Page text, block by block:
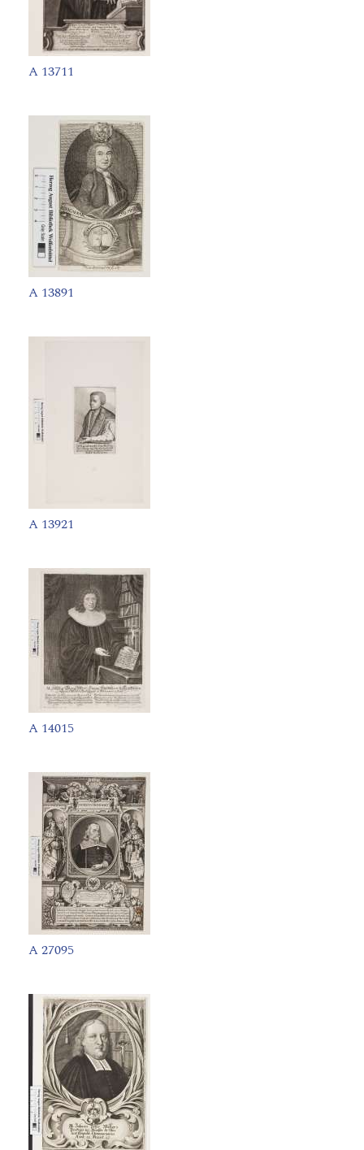
A 13711
A 13891
A 13921
A 14015
A 27095